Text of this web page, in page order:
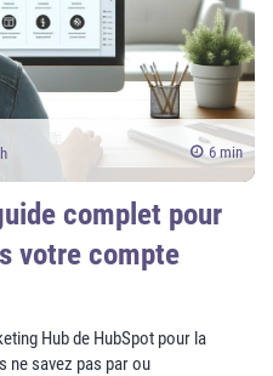
6 min
complet pour
votre compte
Hub de HubSpot pour la
ne savez pas par ou